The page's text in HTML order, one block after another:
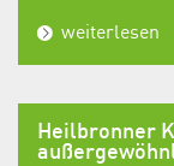
weiterlesen
Heilbronner